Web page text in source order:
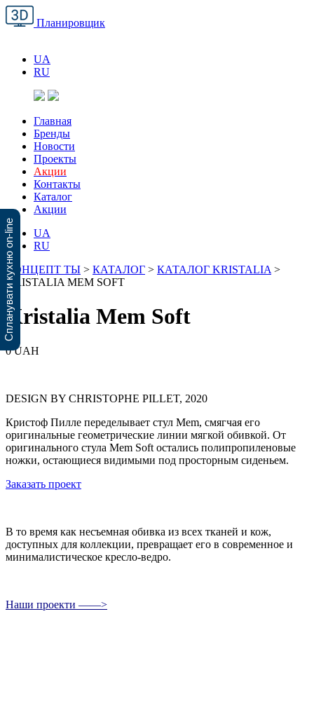
Планировщик
UA
RU
Главная
Бренды
Новости
Проекты
Акции
Контакты
Каталог
Акции
UA
RU
КОНЦЕПТ ТЫ > КАТАЛОГ > КАТАЛОГ KRISTALIA >
KRISTALIA MEM SOFT
Kristalia Mem Soft
0 UAH
DESIGN BY CHRISTOPHE PILLET, 2020
Кристоф Пилле переделывает стул Mem, смягчая его
оригинальные геометрические линии мягкой обивкой. От
оригинального стула Mem Soft остались полипропиленовые
ножки, остающиеся видимыми под просторным сиденьем.
Заказать проект
В то время как несъемная обивка из всех тканей и кож,
доступных для коллекции, превращает его в современное и
минималистическое кресло-ведро.
Наши проекти ——>
Спланувати кухню on-line